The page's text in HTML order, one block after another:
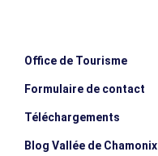
Office de Tourisme
Formulaire de contact
Téléchargements
Blog Vallée de Chamonix